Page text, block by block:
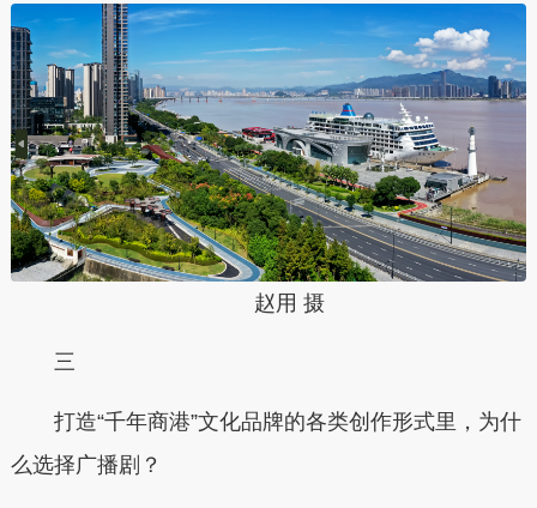
赵用 摄
三
打造“千年商港”文化品牌的各类创作形式里，为什
么选择广播剧？